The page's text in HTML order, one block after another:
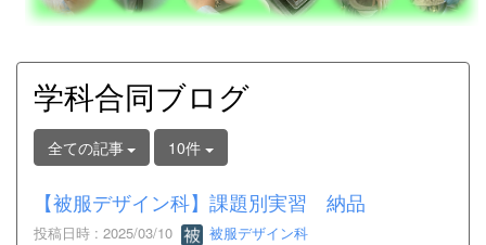
学科合同ブログ
全ての記事 10件
【被服デザイン科】課題別実習 納品
投稿日時 : 2025/03/10 被服デザイン科